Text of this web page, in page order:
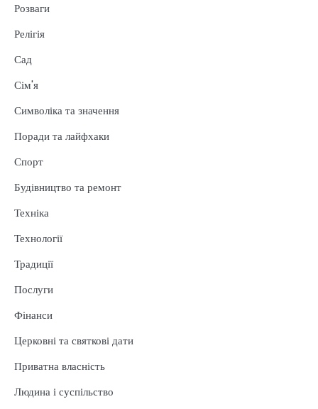
Розваги
Релігія
Сад
Сім'я
Символіка та значення
Поради та лайфхаки
Спорт
Будівництво та ремонт
Техніка
Технології
Традиції
Послуги
Фінанси
Церковні та святкові дати
Приватна власність
Людина і суспільство